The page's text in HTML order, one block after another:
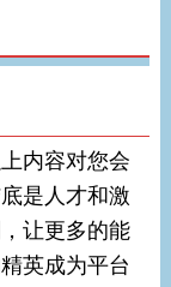
内容对您会
是人才和激
让更多的能
英成为平台